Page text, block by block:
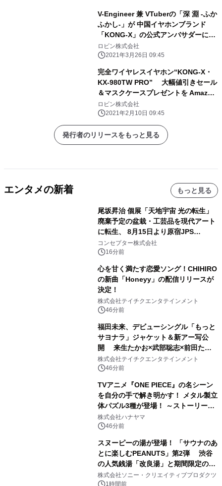
V-Engineer 兼 VTuberの「深 淵 -ふか
ふかし-」が 中国イヤホンブランド
「KONG-X」の公式アンバサダーに就
任
ロビン株式会社
2021年3月26日 09:45
完全ワイヤレスイヤホン“KONG-X・
KX-980TW PRO” 大幅値引きセール
＆マスクケースプレゼントを Amazon
丸康商店にて開催
ロビン株式会社
2021年2月10日 09:45
発行者のリリースをもっと見る
エンタメの新着 もっと見る
尾坂昇治 個展「天地宇宙 光の転生」
廃棄予定の盆栽・工芸品を現代アート
に転生、 8月15日より原宿JPS
Galleryにて約30点を展示
コンセプター株式会社
16分前
心を甘く満たす恋愛ソング！CHIHIRO
の新曲「Honeyy」の配信リリースが
決定！
株式会社テイチクエンタテインメント
46分前
福田未来、デビューシングル「もっと
サヨナラ」ジャケット＆新アー写公
開 来生たかお×武部聡志×前田たか
ひろの豪華タッグ
株式会社テイチクエンタテインメント
46分前
TVアニメ『ONE PIECE』の名シーン
を自分の手で解き明かす！ メタル製立
体パズル3種が登場！ ～ストーリーと
ギミックが融合した 大人の体験型パズ
ルが8月7日(金)12時より先行予約受付
株式会社ハナヤマ
46分前
スヌーピーの湯が登場！ 「サウナのあ
とに楽しむPEANUTS」第2弾 渋谷
の人気銭湯「改良湯」と期間限定のコ
ラボレーション サウナイキタイコラ
株式会社ソニー・クリエイティブプロダクツ
1時間前